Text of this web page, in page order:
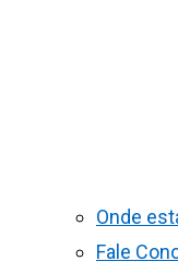
Onde
Fale